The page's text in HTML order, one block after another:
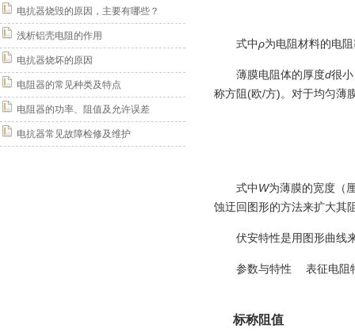
电抗器烧毁的原因，主要有哪些？
浅析铝壳电阻的作用
电抗器烧坏的原因
电阻器的常见种类及特点
电阻器的功率、阻值及允许误差
电抗器常见故障检修及维护
式中ρ为电阻材料的电
薄膜电阻体的厚度d很
称方阻(欧/方)。对于均匀薄
式中W为薄膜的宽度（
蚀迂回图形的方法来扩大其
伏安特性是用图形曲线
参数与特性 表征电阻
标称阻值